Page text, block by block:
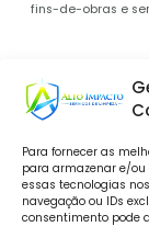
Para fornecer as
para armazenar e/ou
essas tecnologias
navegação ou IDs
consentimento pode
fins-de-obras e